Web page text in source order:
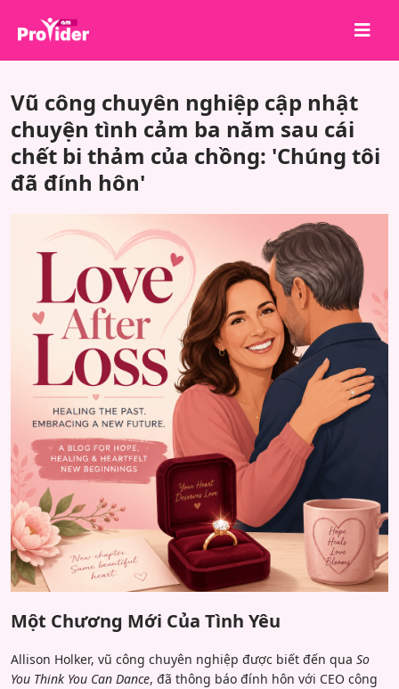
Về chúng tôi
Đăng nhập
Đăng ký
Điều khoản
Blog
Vũ công chuyên nghiệp cập nhật
chuyện tình cảm ba năm sau cái
chết bi thảm của chồng: 'Chúng tôi
đã đính hôn'
Một Chương Mới Của Tình Yêu
Allison Holker, vũ công chuyên nghiệp được biết đến qua So
You Think You Can Dance, đã thông báo đính hôn với CEO công